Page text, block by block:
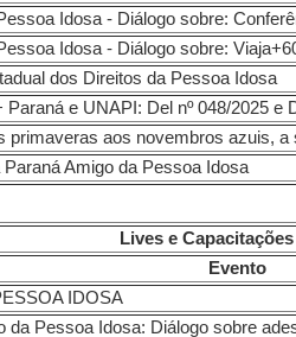
Idosa - Diálogo sobre:
Idosa - Diálogo sobre:
dos Direitos da Pessoa Idosa
e UNAPI: Del nº 048/2025 e
primaveras aos novembros azuis, a
Amigo da Pessoa Idosa
Lives e Capacitações
Evento
IDOSA
da Pessoa Idosa: Diálogo sobre